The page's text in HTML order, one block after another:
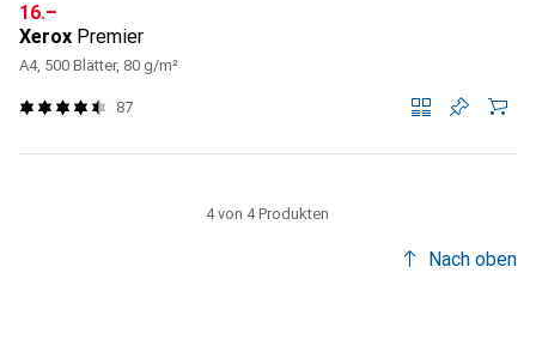
CHF
16.–
Xerox Premier
A4, 500 Blätter, 80 g/m²
87
4 von 4 Produkten
Nach oben